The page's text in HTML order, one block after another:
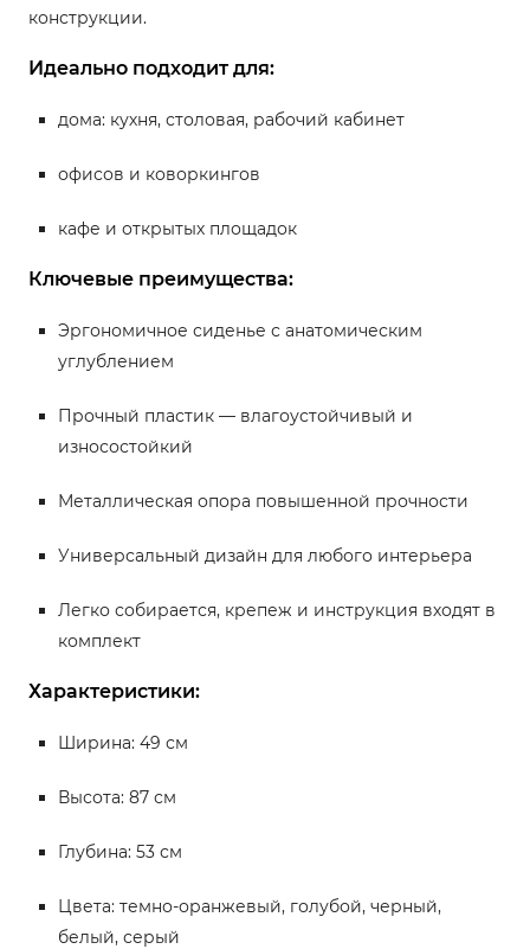
конструкции.
Идеально подходит для:
дома: кухня, столовая, рабочий кабинет
офисов и коворкингов
кафе и открытых площадок
Ключевые преимущества:
Эргономичное сиденье с анатомическим
углублением
Прочный пластик — влагоустойчивый и
износостойкий
Металлическая опора повышенной прочности
Универсальный дизайн для любого интерьера
Легко собирается, крепеж и инструкция входят в
комплект
Характеристики:
Ширина: 49 см
Высота: 87 см
Глубина: 53 см
Цвета: темно-оранжевый, голубой, черный,
белый, серый